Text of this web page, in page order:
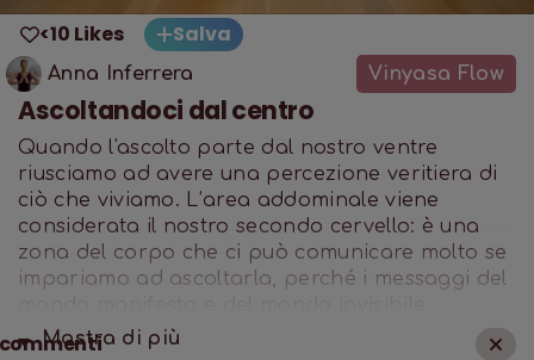
<10 Likes Salva
Anna Inferrera Vinyasa Flow
Ascoltandoci dal centro
Quando l'ascolto parte dal nostro ventre
riusciamo ad avere una percezione veritiera di
ciò che viviamo. L’area addominale viene
considerata il nostro secondo cervello: è una
zona del corpo che ci può comunicare molto se
impariamo ad ascoltarla, perché i messaggi del
giungono al nostro essere spesso dalla pancia.
Mostra di più